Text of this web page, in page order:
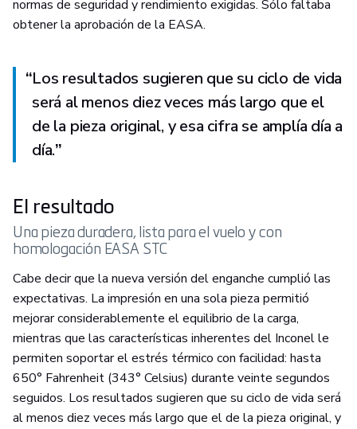
normas de seguridad y rendimiento exigidas. Sólo faltaba
obtener la aprobación de la EASA.
“Los resultados sugieren que su ciclo de vida
será al menos diez veces más largo que el
de la pieza original, y esa cifra se amplía día a
día.”
El resultado
Una pieza duradera, lista para el vuelo y con
homologación EASA STC
Cabe decir que la nueva versión del enganche cumplió las
expectativas. La impresión en una sola pieza permitió
mejorar considerablemente el equilibrio de la carga,
mientras que las características inherentes del Inconel le
permiten soportar el estrés térmico con facilidad: hasta
650° Fahrenheit (343° Celsius) durante veinte segundos
seguidos. Los resultados sugieren que su ciclo de vida será
al menos diez veces más largo que el de la pieza original, y